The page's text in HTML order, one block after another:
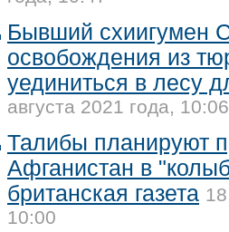
Бывший схиигумен
освобождения из
уединиться в лесу
августа 2021 года, 10:06
Талибы планируют
Афганистан в
британская газета
10:00